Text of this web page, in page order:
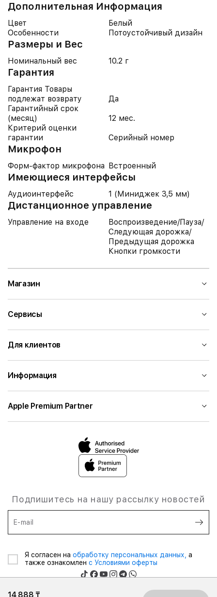
Дополнительная Информация
Цвет
Белый
Особенности
Потоустойчивый дизайн
Размеры и Вес
Номинальный вес 10.2 г
Гарантия
Гарантия Товары
подлежат возврату
Да
Гарантийный срок
(месяц)
12 мес.
Критерий оценки
гарантии
Серийный номер
Микрофон
Форм-фактор микрофона Встроенный
Имеющиеся интерфейсы
Аудиоинтерфейс 1 (Миниджек 3,5 мм)
Дистанционное управление
Управление на входе
Воспроизведение/Пауза/
Следующая дорожка/
Предыдущая дорожка
Кнопки громкости
14 888 ₸
Магазин
Сервисы
Для клиентов
Информация
Apple Premium Partner
Подпишитесь на нашу рассылку новостей
E-mail
Я согласен на обработку персональных данных, а
также ознакомлен с Условиями оферты